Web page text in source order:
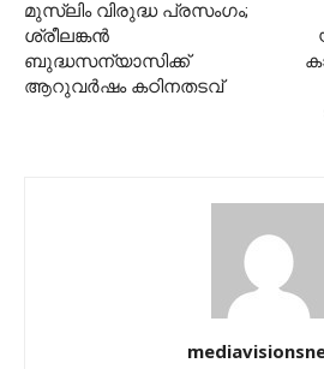
മുസ്‌ലിം വിരുദ്ധ പ്രസംഗം;
ശ്രീലങ്കന്‍
ബുദ്ധസന്യാസിക്ക്
ആറുവര്‍ഷം കഠിനതടവ്